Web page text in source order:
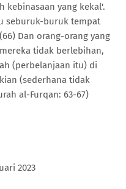
kebinasaan yang kekal'.
seburuk-buruk tempat
Dan orang-orang yang
tidak berlebihan,
(perbelanjaan itu) di
(sederhana tidak
al-Furqan: 63-67)
2023